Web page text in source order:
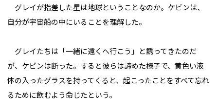
グレイが指差した星は地球ということなのか。ケビンは、
自分が宇宙船の中にいることを理解した。
グレイたちは「一緒に遠くへ行こう」と誘ってきたのだ
が、ケビンは断った。すると彼らは諦めた様子で、黄色い液
体の入ったグラスを持ってくると、起こったことをすべて忘れ
るために飲むよう命じたという。